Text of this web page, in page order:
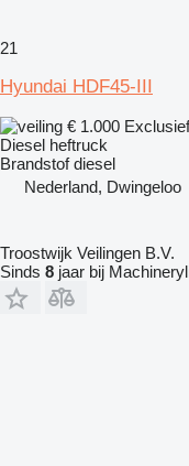
21
Hyundai HDF45-III
€ 1.000
Diesel heftruck
Brandstof diesel
Nederland, Dwingeloo
Troostwijk Veilingen B.V.
Sinds 8 jaar bij